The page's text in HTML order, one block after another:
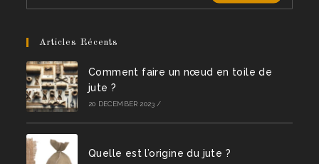
Articles Récents
Comment faire un nœud en toile de
jute ?
20 DECEMBER 2023 /
Quelle est l’origine du jute ?